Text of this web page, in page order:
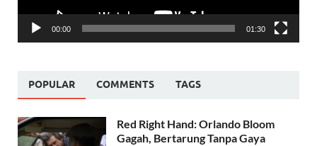
00:00 01:30
POPULAR COMMENTS TAGS
Red Right Hand: Orlando Bloom
Gagah, Bertarung Tanpa Gaya